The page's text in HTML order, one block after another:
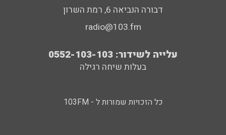
דבורה הנביאה 6, רמת השרון
radio@103.fm
עלייה לשידור: 0552-103-103
בעלות שיחה רגילה
כל הזכויות שמורות ל - 103FM